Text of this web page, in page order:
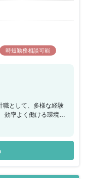
時短勤務相談可能
職として、多様な経験
効率よく働ける環境を
て取り組んでいま
を図っています。 福利
の導入など《社員の
境を整える制度が整っ